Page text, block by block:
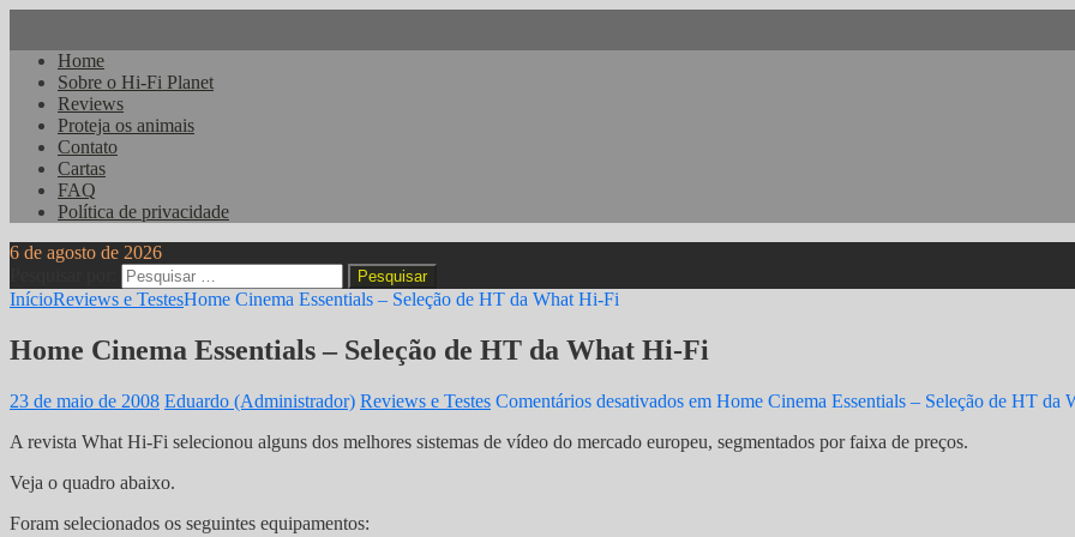
Home
Sobre o Hi-Fi Planet
Reviews
Proteja os animais
Contato
Cartas
FAQ
Política de privacidade
6 de agosto de 2026
InícioReviews e TestesHome Cinema Essentials – Seleção de HT da What Hi-Fi
Home Cinema Essentials – Seleção de HT da What Hi-Fi
23 de maio de 2008 Eduardo (Administrador) Reviews e Testes Comentários desativados em Home Cinema Essentials – Seleção de HT da
A revista What Hi-Fi selecionou alguns dos melhores sistemas de vídeo do mercado europeu, segmentados por faixa de preços.
Veja o quadro abaixo.
Foram selecionados os seguintes equipamentos: